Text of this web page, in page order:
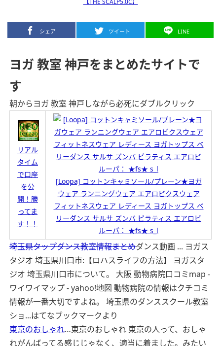
【THE SCALP5.0C】
シェア ツイート LINE
ヨガ 教室 神戸をまとめたサイトで
す
朝からヨガ 教室 神戸しながら必死にダブルクリック
リアル
タイム
で口座
を公
開！勝
ってま
す！！
[Loopa] コットンキャミソール/プレーン★ヨガ
ウェア ランニングウェア エアロビクスウェア
フィットネスウェア レディース ヨガトップス ベ
リーダンス サルサ ズンバ ピラティス エアロビ
ルーパ： ★fs★ s_l
埼玉県タップダンス教室情報まとめダンス動画 ... ヨガス
タジオ 埼玉県川口市:【ロハスライフの方法】 ヨガスタ
ジオ 埼玉県川口市について。 大阪 動物病院口コミmap -
ワイワイマップ - yahoo!地図 動物病院の情報はクチコミ
情報が一番大切ですよね。 埼玉県のダンススクール教室
ショ...はてなブックマークより
東京のおしゃれ…東京のおしゃれ 東京の人って、おしゃ
れがんばってる感じじゃなく、適当に着ました。みたい